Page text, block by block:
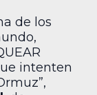
de los
intenten